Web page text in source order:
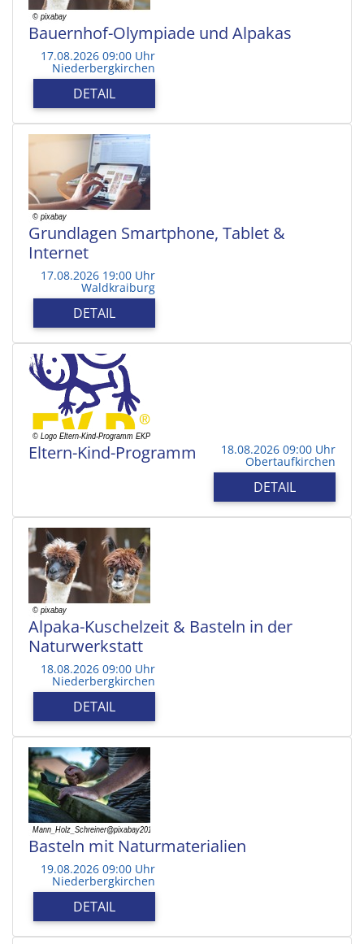
Bauernhof-Olympiade und Alpakas
17.08.2026 09:00 Uhr
Niederbergkirchen
DETAIL
Grundlagen Smartphone, Tablet &
Internet
17.08.2026 19:00 Uhr
Waldkraiburg
DETAIL
Eltern-Kind-Programm 18.08.2026 09:00 Uhr
Obertaufkirchen
DETAIL
Alpaka-Kuschelzeit & Basteln in der
Naturwerkstatt
18.08.2026 09:00 Uhr
Niederbergkirchen
DETAIL
Basteln mit Naturmaterialien
19.08.2026 09:00 Uhr
Niederbergkirchen
DETAIL